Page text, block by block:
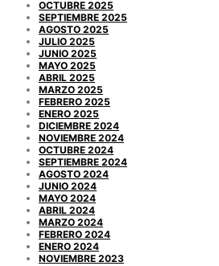
OCTUBRE 2025
SEPTIEMBRE 2025
AGOSTO 2025
JULIO 2025
JUNIO 2025
MAYO 2025
ABRIL 2025
MARZO 2025
FEBRERO 2025
ENERO 2025
DICIEMBRE 2024
NOVIEMBRE 2024
OCTUBRE 2024
SEPTIEMBRE 2024
AGOSTO 2024
JUNIO 2024
MAYO 2024
ABRIL 2024
MARZO 2024
FEBRERO 2024
ENERO 2024
NOVIEMBRE 2023